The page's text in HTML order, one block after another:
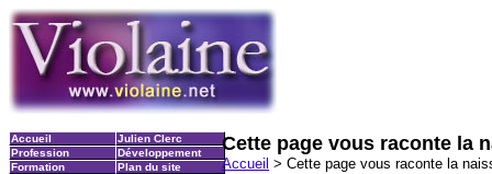
Cette page vous raconte la
Accueil > Cette page vous raconte la
Accueil
Profession
Formation
Julien Clerc
Développement
Plan du site